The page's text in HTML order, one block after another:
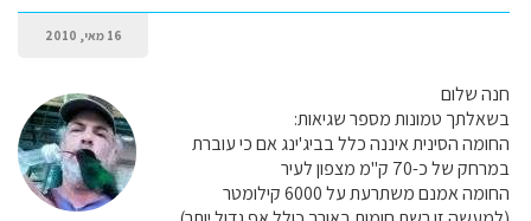
16 מאי, 2010
חנה שלום
בשאלתך טמונות מספר שגיאות:
החומה הסינית איננה כלל בביג'ינג אם כי עוברת
במרחק של כ-70 ק"מ מצפון לעיר
החומה אמנם משתרעת על 6000 קילומטר